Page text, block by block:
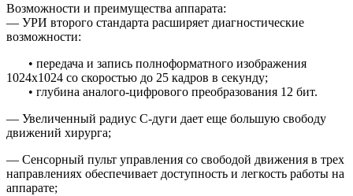
Возможности и преимущества аппарата:
— УРИ второго стандарта расширяет диагностические
возможности:
• передача и запись полноформатного изображения
1024х1024 со скоростью до 25 кадров в секунду;
• глубина аналого-цифрового преобразования 12 бит.
— Увеличенный радиус С-дуги дает еще большую свободу
движений хирурга;
— Сенсорный пульт управления со свободой движения в трех
направлениях обеспечивает доступность и легкость работы на
аппарате;